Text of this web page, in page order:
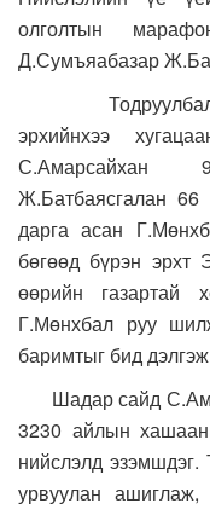
олголтын
Д.Сумъяабазар
Тодруулбал,
эрхийнхээ
С.Амарсайхан
Ж.Батбаясгалан 66
дарга асан
бөгөөд бүрэн эрхт
өөрийн газартай
Г.Мөнхбал руу
баримтыг бид
Шадар сайд
3230 айлын
нийслэлд эзэмшдэг.
урвуулан